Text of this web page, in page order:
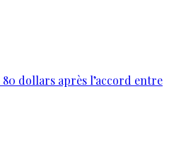
dollars après l’accord entre